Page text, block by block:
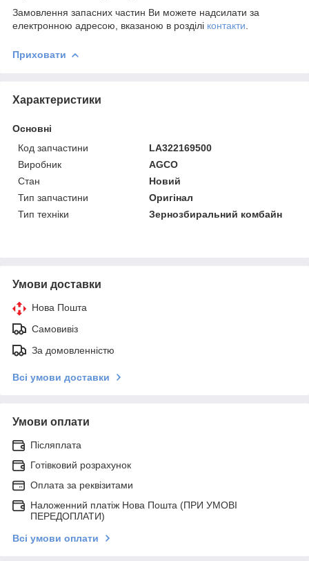
Замовлення запасних частин Ви можете надсилати за
електронною адресою, вказаною в розділі контакти
Приховати
Характеристики
Основні
Код запчастини
LA322169500
Виробник
AGCO
Стан
Новий
Тип запчастини
Оригінал
Тип техніки
Зернозбиральний комбайн
Умови доставки
Нова Пошта
Самовивіз
За домовленністю
Всі умови доставки
Умови оплати
Післяплата
Готівковий розрахунок
Оплата за реквізитами
Наложенний платіж Нова Пошта (ПРИ УМОВІ
ПЕРЕДОПЛАТИ)
Всі умови оплати